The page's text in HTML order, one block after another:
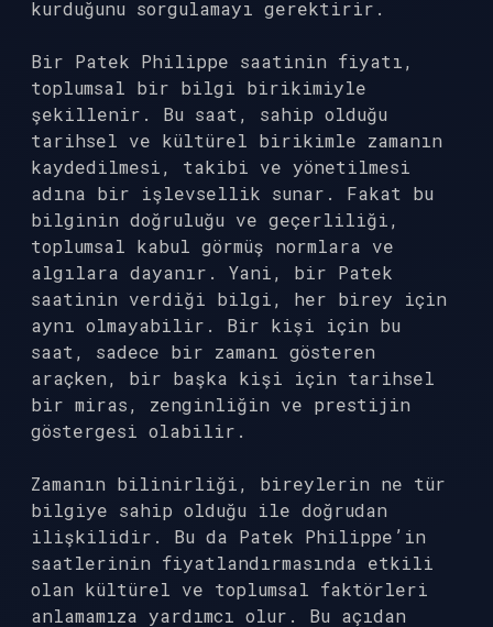
kurduğunu sorgulamayı gerektirir.
Bir Patek Philippe saatinin fiyatı,
toplumsal bir bilgi birikimiyle
şekillenir. Bu saat, sahip olduğu
tarihsel ve kültürel birikimle zamanın
kaydedilmesi, takibi ve yönetilmesi
adına bir işlevsellik sunar. Fakat bu
bilginin doğruluğu ve geçerliliği,
toplumsal kabul görmüş normlara ve
algılara dayanır. Yani, bir Patek
saatinin verdiği bilgi, her birey için
aynı olmayabilir. Bir kişi için bu
saat, sadece bir zamanı gösteren
araçken, bir başka kişi için tarihsel
bir miras, zenginliğin ve prestijin
göstergesi olabilir.
Zamanın bilinirliği, bireylerin ne tür
bilgiye sahip olduğu ile doğrudan
ilişkilidir. Bu da Patek Philippe’in
saatlerinin fiyatlandırmasında etkili
olan kültürel ve toplumsal faktörleri
anlamamıza yardımcı olur. Bu açıdan